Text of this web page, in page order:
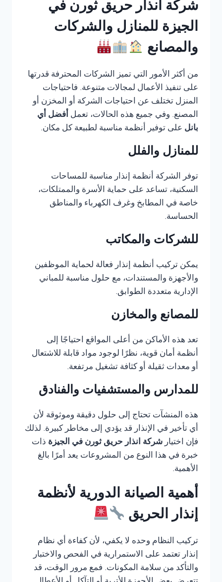
شركة انذار حريق ثورن في
الجيزة للمنازل والشركات
والمصانع
من أكثر الأمور التي تميز الشركات المحترفة قدرتها
على تنفيذ الأعمال لمجالات متنوعة. فاحتياجات
المنزل تختلف عن احتياجات الشركة أو المخزن أو
المصنع. وفي جميع هذه الحالات، تعمل أفضل أي
بانل على توفير أنظمة مناسبة لطبيعة كل مكان.
للمنازل والفلل
توفر الشركة أنظمة إنذار مناسبة للمساحات
السكنية، تساعد على حماية الأسرة والممتلكات،
خاصة في المطابخ وغرف الكهرباء والمناطق
الحساسة.
للشركات والمكاتب
يمكن تركيب أنظمة إنذار فعالة لحماية الموظفين
والأجهزة والمستندات، مع حلول مناسبة للمباني
الإدارية متعددة الطوابق.
للمصانع والمخازن
تعد هذه الأماكن من أعلى المواقع احتياجًا إلى
أنظمة أمان قوية، نظرًا لوجود مواد قابلة للاشتعال
أو معدات ثقيلة أو كثافة تشغيل مرتفعة.
للمدارس والمستشفيات والفنادق
هذه المنشآت تحتاج إلى حلول دقيقة وموثوقة لأن
أي تأخير في الإنذار قد يؤدي إلى مخاطر كبيرة. لذلك
فإن اختيار شركة انذار حريق ثورن في الجيزة ذات
خبرة في هذا النوع من المشروعات يعد أمرًا بالغ
الأهمية.
أهمية الصيانة الدورية لأنظمة
إنذار الحريق
تركيب النظام وحده لا يكفي، لأن كفاءة أي نظام
إنذار تعتمد على الاستمرارية في الفحص والاختبار
والتأكد من سلامة المكونات. فمع مرور الوقت، قد